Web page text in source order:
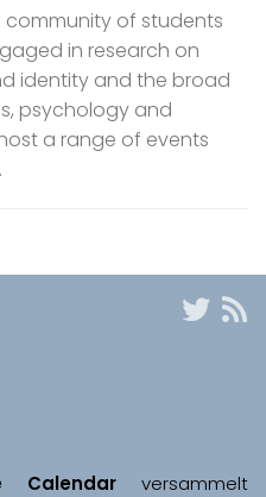
community of students
in research on
identity and the broad
psychology and
a range of events
Calendar versammelt